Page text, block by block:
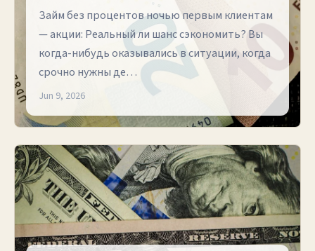
Займ без процентов ночью первым клиентам
— акции: Реальный ли шанс сэкономить? Вы
когда-нибудь оказывались в ситуации, когда
срочно нужны де…
Jun 9, 2026